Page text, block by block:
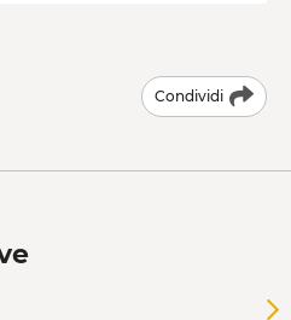
Condividi